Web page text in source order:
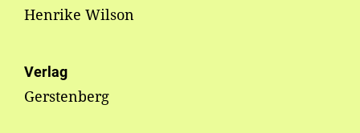
Henrike Wilson
Verlag
Gerstenberg